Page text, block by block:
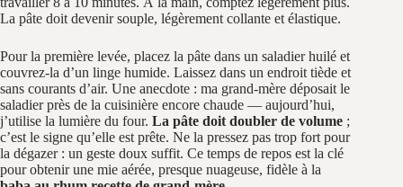
La pâte doit devenir souple, légèrement collante et élastique.
Pour la première levée, placez la pâte dans un saladier huilé et
couvrez-la d’un linge humide. Laissez dans un endroit tiède et
sans courants d’air. Une anecdote : ma grand-mère déposait le
saladier près de la cuisinière encore chaude — aujourd’hui,
j’utilise la lumière du four. La pâte doit doubler de volume ;
c’est le signe qu’elle est prête. Ne la pressez pas trop fort pour
la dégazer : un geste doux suffit. Ce temps de repos est la clé
pour obtenir une mie aérée, presque nuageuse, fidèle à la